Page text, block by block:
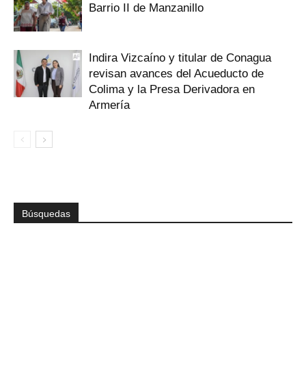
Barrio II de Manzanillo
Indira Vizcaíno y titular de Conagua
revisan avances del Acueducto de
Colima y la Presa Derivadora en
Armería
Búsquedas